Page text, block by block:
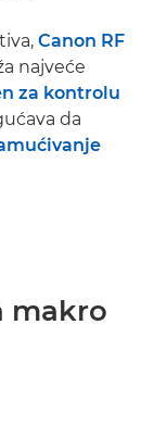
Canon RF
najveće
za kontrolu
da
makro